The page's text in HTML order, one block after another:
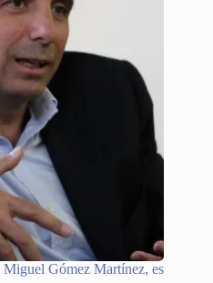
Gómez Martínez, es